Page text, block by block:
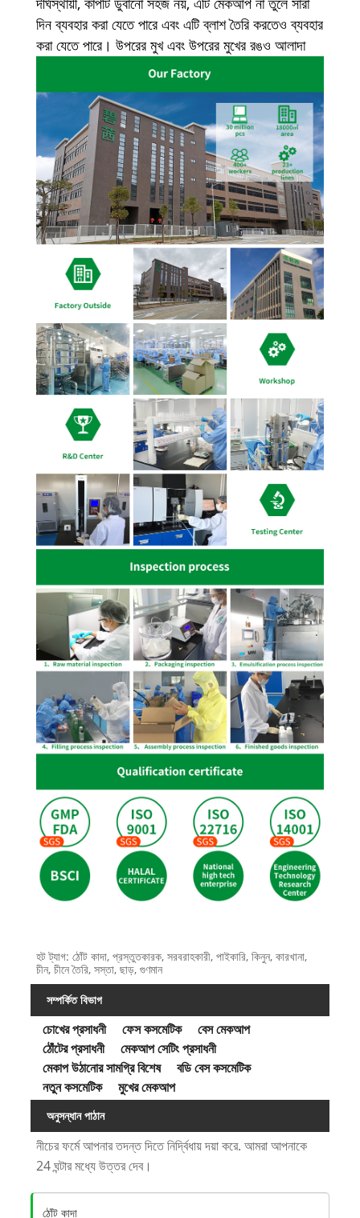
দিন ব্যবহার করা যেতে পারে এবং এটি ব্লাশ তৈরি করতেও ব্যবহার
করা যেতে পারে। উপরের মুখ এবং উপরের মুখের রঙও আলাদা
হট ট্যাগ: ঠোঁট কাদা, প্রস্তুতকারক, সরবরাহকারী, পাইকারি, কিনুন, কারখানা,
চীন, চীনে তৈরি, সস্তা, ছাড়, গুণমান
সম্পর্কিত বিভাগ
চোখের প্রসাধনী ফেস কসমেটিক
বেস মেকআপ
ঠোঁটের প্রসাধনী
মেকআপ সেটিং প্রসাধনী
মেকাপ উঠানোর সামগ্রি বিশেষ
বডি বেস কসমেটিক
নতুন কসমেটিক
মুখের মেকআপ
অনুসন্ধান পাঠান
নীচের ফর্মে আপনার তদন্ত দিতে নির্দ্বিধায় দয়া করে. আমরা আপনাকে
24 ঘন্টার মধ্যে উত্তর দেব।